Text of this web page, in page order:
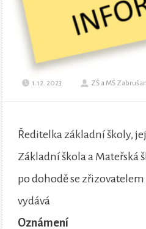
1.12. 2023 ZŠ a MŠ
Ředitelka základní školy,
Základní škola a Mateřská
po dohodě se
vydává
Oznámení